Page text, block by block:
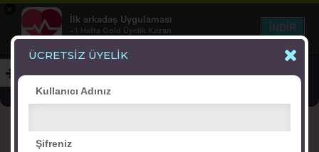
×
İlk arkadaş Uygulaması
+1 Hafta Gold Üyelik Kazan
Bedava - com.ilk.arkadas
İNDİR
Online Erkekler(366)
ÜCRETSİZ ÜYELİK
Kullanıcı Adınız
Şifreniz